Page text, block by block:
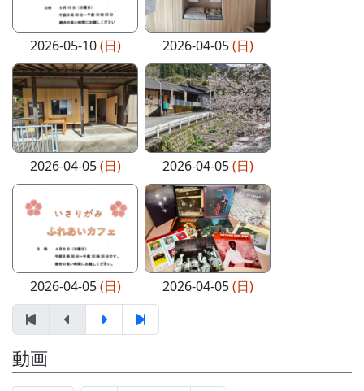
2026-05-10(日) 2026-04-05(日)
2026-04-05(日) 2026-04-05(日)
2026-04-05(日) 2026-04-05(日)
動画